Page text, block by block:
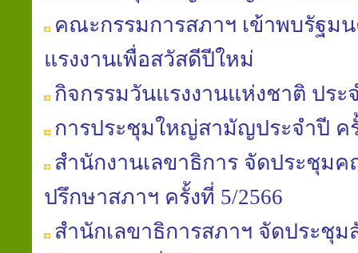
คณะกรรมการสภาฯ เข้าพบรัฐมน
แรงงานเพื่อสวัสดีปีใหม่
กิจกรรมวันแรงงานแห่งชาติ ประ
การประชุมใหญ่สามัญประจำปี ค
สำนักงานเลขาธิการ จัดประชุม
ปรึกษาสภาฯ ครั้งที่ 5/2566
สำนักเลขาธิการสภาฯ จัดประชุ